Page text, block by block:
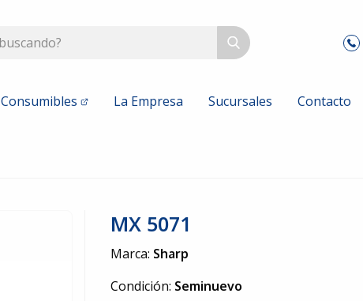
Consumibles La Empresa Sucursales Contacto
MX 5071
Marca: Sharp
Condición: Seminuevo